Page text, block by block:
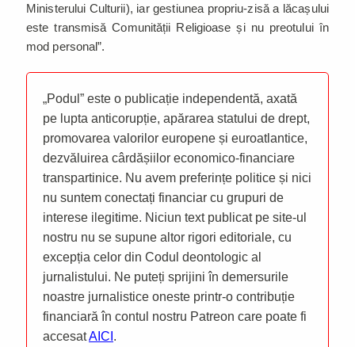
Ministerului Culturii), iar gestiunea propriu-zisă a lăcașului
este transmisă Comunității Religioase și nu preotului în
mod personal”.
„Podul” este o publicație independentă, axată
pe lupta anticorupție, apărarea statului de drept,
promovarea valorilor europene și euroatlantice,
dezvăluirea cârdășiilor economico-financiare
transpartinice. Nu avem preferințe politice și nici
nu suntem conectați financiar cu grupuri de
interese ilegitime. Niciun text publicat pe site-ul
nostru nu se supune altor rigori editoriale, cu
excepția celor din Codul deontologic al
jurnalistului. Ne puteți sprijini în demersurile
noastre jurnalistice oneste printr-o contribuție
financiară în contul nostru Patreon care poate fi
accesatAICI .